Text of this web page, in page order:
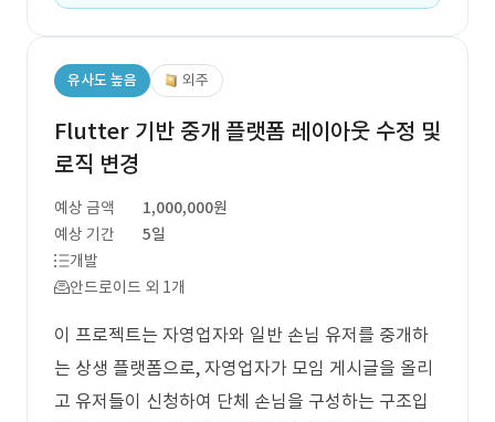
유사도 높음 외주
Flutter 기반 중개 플랫폼 레이아웃 수정 및
로직 변경
예상 금액
1,000,000원
예상 기간
5일
개발
안드로이드 외 1개
이 프로젝트는 자영업자와 일반 손님 유저를 중개하
는 상생 플랫폼으로, 자영업자가 모임 게시글을 올리
고 유저들이 신청하여 단체 손님을 구성하는 구조입